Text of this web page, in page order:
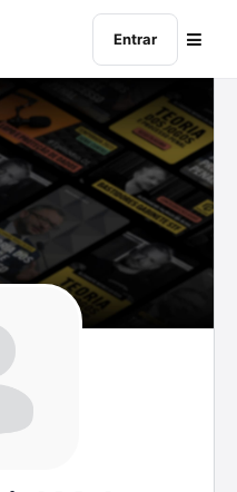
Entrar